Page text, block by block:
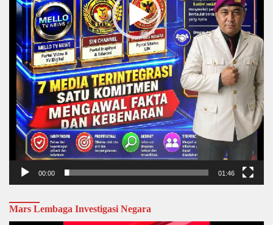
00:00 01:46
Mars Lembaga Investigasi Negara